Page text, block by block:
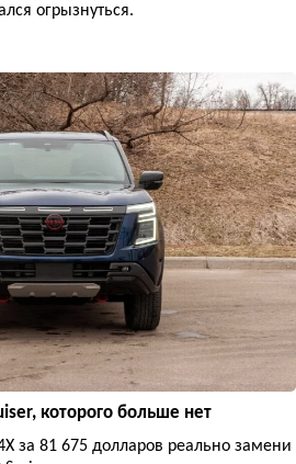
огрызнуться.
которого больше нет
за 81 675 долларов реально замени